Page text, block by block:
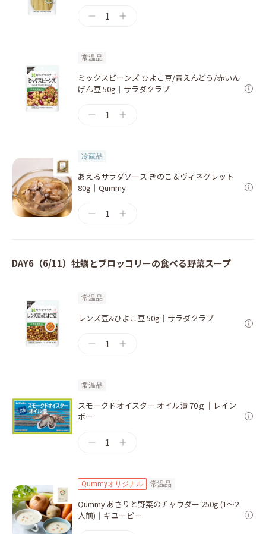
1
常温品
ミックスビーンズ ひよこ豆/青えんどう/赤いん
げん豆 50g｜サラダクラブ
1
冷蔵品
あえるサラダソース きのこ＆ヴィネグレット
80g｜Qummy
1
DAY6（6/11）牡蠣とブロッコリーの食べる野菜スープ
常温品
レンズ豆&ひよこ豆 50g｜サラダクラブ
1
常温品
スモークドオイスター オイル漬 70ｇ｜レイン
ボー
1
Qummyオリジナル 常温品
Qummy あさりと野菜のチャウダー 250g (1～2
人前)｜キユーピー